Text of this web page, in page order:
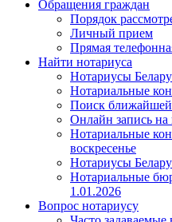
Обращения граждан
Порядок
Личный прием
Прямая
Найти нотариуса
Нотариусы
Нотариальные
Поиск ближайшей
Онлайн запись на
Нотариальные
воскресенье
Нотариусы
Нотариальные
1.01.2026
Вопрос нотариусу